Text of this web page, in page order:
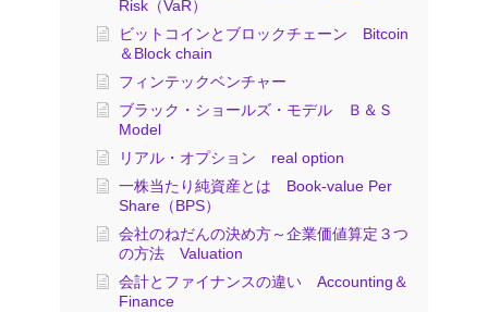
Risk（VaR）
ビットコインとブロックチェーン Bitcoin
＆Block chain
フィンテックベンチャー
ブラック・ショールズ・モデル Ｂ＆Ｓ
Model
リアル・オプション real option
一株当たり純資産とは Book-value Per
Share（BPS）
会社のねだんの決め方～企業価値算定３つ
の方法 Valuation
会計とファイナンスの違い Accounting＆
Finance